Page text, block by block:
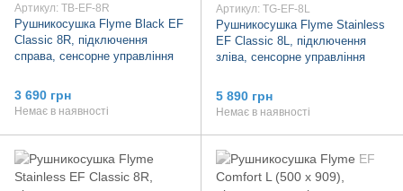
Артикул: TB-EF-8R
Рушникосушка Flyme Black EF
Classic 8R, підключення
справа, сенсорне управління
3 690 грн
Немає в наявності
Артикул: TG-EF-8L
Рушникосушка Flyme Stainless
EF Classic 8L, підключення
зліва, сенсорне управління
5 890 грн
Немає в наявності